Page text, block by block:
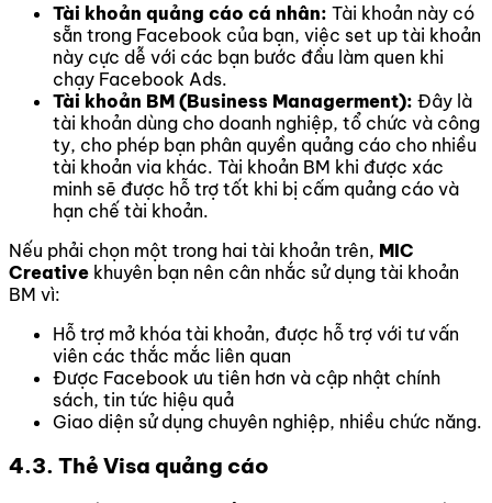
Tài khoản quảng cáo cá nhân: Tài khoản này có
sẵn trong Facebook của bạn, việc set up tài khoản
này cực dễ với các bạn bước đầu làm quen khi
chạy Facebook Ads.
Tài khoản BM (Business Managerment): Đây là
tài khoản dùng cho doanh nghiệp, tổ chức và công
ty, cho phép bạn phân quyền quảng cáo cho nhiều
tài khoản via khác. Tài khoản BM khi được xác
minh sẽ được hỗ trợ tốt khi bị cấm quảng cáo và
hạn chế tài khoản.
Nếu phải chọn một trong hai tài khoản trên, MIC
Creative khuyên bạn nên cân nhắc sử dụng tài khoản
BM vì:
Hỗ trợ mở khóa tài khoản, được hỗ trợ với tư vấn
viên các thắc mắc liên quan
Được Facebook ưu tiên hơn và cập nhật chính
sách, tin tức hiệu quả
Giao diện sử dụng chuyên nghiệp, nhiều chức năng.
4.3. Thẻ Visa quảng cáo